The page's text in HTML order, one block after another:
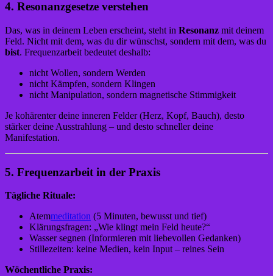
4. Resonanzgesetze verstehen
Das, was in deinem Leben erscheint, steht in Resonanz mit deinem
Feld. Nicht mit dem, was du dir wünschst, sondern mit dem, was du
bist. Frequenzarbeit bedeutet deshalb:
nicht Wollen, sondern Werden
nicht Kämpfen, sondern Klingen
nicht Manipulation, sondern magnetische Stimmigkeit
Je kohärenter deine inneren Felder (Herz, Kopf, Bauch), desto
stärker deine Ausstrahlung – und desto schneller deine
Manifestation.
5. Frequenzarbeit in der Praxis
Tägliche Rituale:
Atemmeditation (5 Minuten, bewusst und tief)
Klärungsfragen: „Wie klingt mein Feld heute?“
Wasser segnen (Informieren mit liebevollen Gedanken)
Stillezeiten: keine Medien, kein Input – reines Sein
Wöchentliche Praxis: